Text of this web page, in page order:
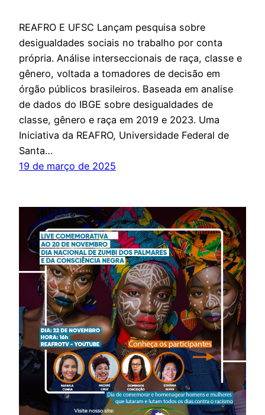
REAFRO E UFSC Lançam pesquisa sobre
desigualdades sociais no trabalho por conta
própria. Análise interseccionais de raça, classe e
gênero, voltada a tomadores de decisão em
órgão públicos brasileiros. Baseada em analise
de dados do IBGE sobre desigualdades de
classe, gênero e raça em 2019 e 2023. Uma
Iniciativa da REAFRO, Universidade Federal de
Santa…
19 de março de 2025